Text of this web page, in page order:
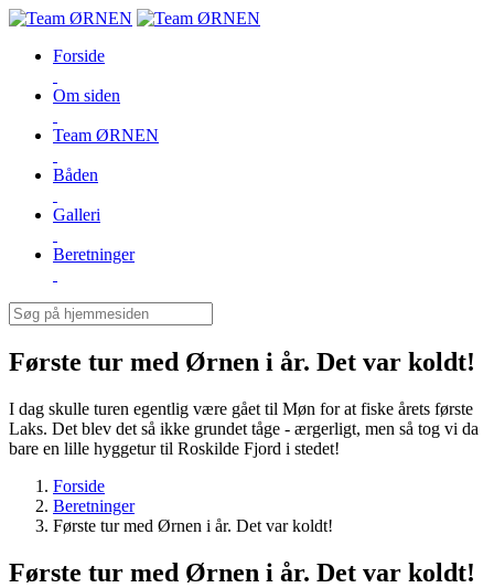
Forside
Om siden
Team ØRNEN
Båden
Galleri
Beretninger
Første tur med Ørnen i år. Det var koldt!
I dag skulle turen egentlig være gået til Møn for at fiske årets første
Laks. Det blev det så ikke grundet tåge - ærgerligt, men så tog vi da
bare en lille hyggetur til Roskilde Fjord i stedet!
Forside
Beretninger
Første tur med Ørnen i år. Det var koldt!
Første tur med Ørnen i år. Det var koldt!